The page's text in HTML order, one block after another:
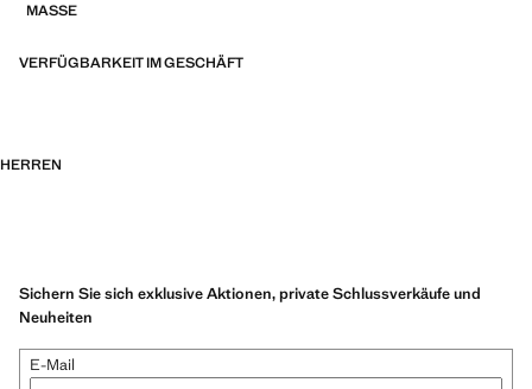
MASSE
VERFÜGBARKEIT IM GESCHÄFT
HERREN
Sichern Sie sich exklusive Aktionen, private Schlussverkäufe und
Neuheiten
E-Mail